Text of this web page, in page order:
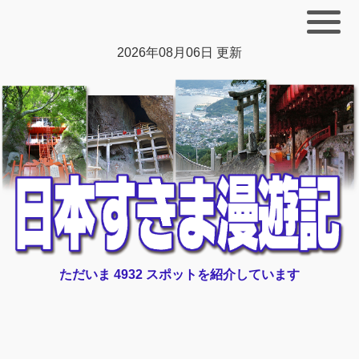
2026年08月06日 更新
ただいま 4932 スポットを紹介しています